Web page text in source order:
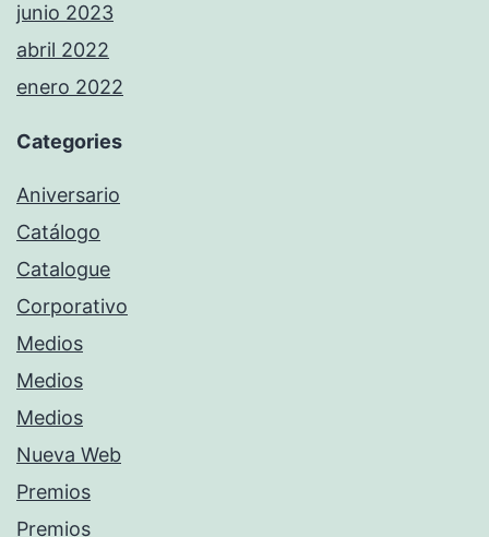
junio 2023
abril 2022
enero 2022
Categories
Aniversario
Catálogo
Catalogue
Corporativo
Medios
Medios
Medios
Nueva Web
Premios
Premios